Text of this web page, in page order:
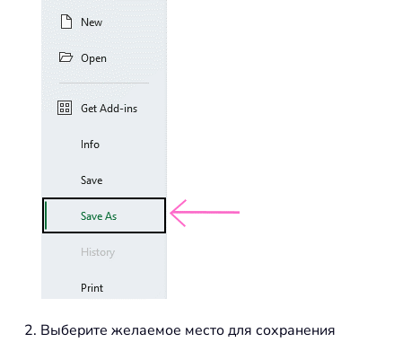
Выберите желаемое место для сохранения